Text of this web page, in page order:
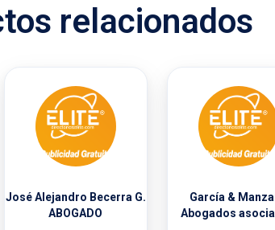
relacionados
José Alejandro Becerra G.
ABOGADO
García &
Abogados